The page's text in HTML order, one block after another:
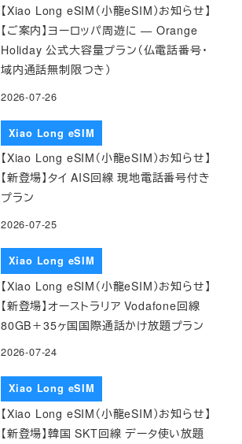
【Xiao Long eSIM（小龍eSIM）お知らせ】
【ご案内】ヨーロッパ周遊に — Orange
Holiday 公式大容量プラン（仏電話番号・
域内通話無制限つき）
2026-07-26
Xiao Long eSIM
【Xiao Long eSIM（小龍eSIM）お知らせ】
【新登場】タイ AIS回線 現地電話番号付き
プラン
2026-07-25
Xiao Long eSIM
【Xiao Long eSIM（小龍eSIM）お知らせ】
【新登場】オーストラリア Vodafone回線
80GB＋35ヶ国国際通話かけ放題プラン
2026-07-24
Xiao Long eSIM
【Xiao Long eSIM（小龍eSIM）お知らせ】
【新登場】韓国 SKT回線 データ使い放題